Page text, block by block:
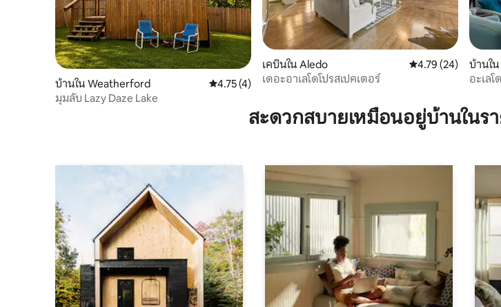
บ้านใน Weatherford คะแนนเฉลี่ย 4.75 จาก 5, 4 รีวิว
4.75 (4)
มุมลับ Lazy Daze Lake
เคบินใน Aledo คะแนนเฉลี่ย 4.79 จา
4.79 (24)
เดอะอาเลโดโปรสเปคเตอร์
บ้านใ
อะเล
สะดวกสบายเหมือนอยู่บ้านในร